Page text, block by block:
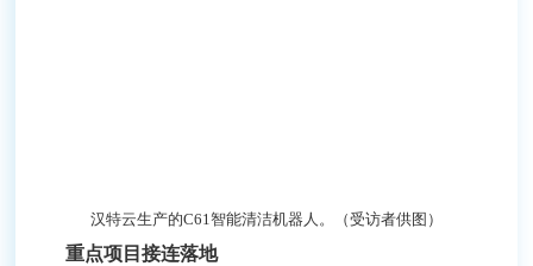
汉特云生产的C61智能清洁机器人。（受访者供图）
重点项目接连落地